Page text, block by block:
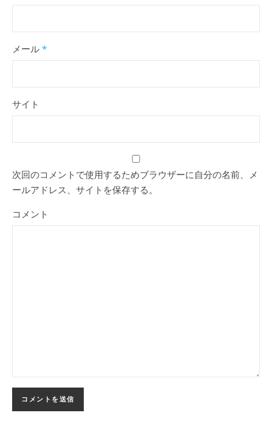
メール *
サイト
次回のコメントで使用するためブラウザーに自分の名前、メ
ールアドレス、サイトを保存する。
コメント